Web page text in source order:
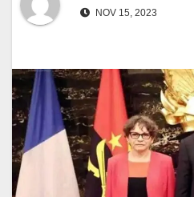
NOV 15, 2023